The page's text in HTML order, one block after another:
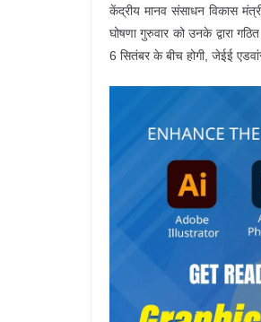
केंद्रीय मानव संसाधन विकास
घोषणा गुरुवार को उनके द्वारा
6 सितंबर के बीच होगी, जेईई